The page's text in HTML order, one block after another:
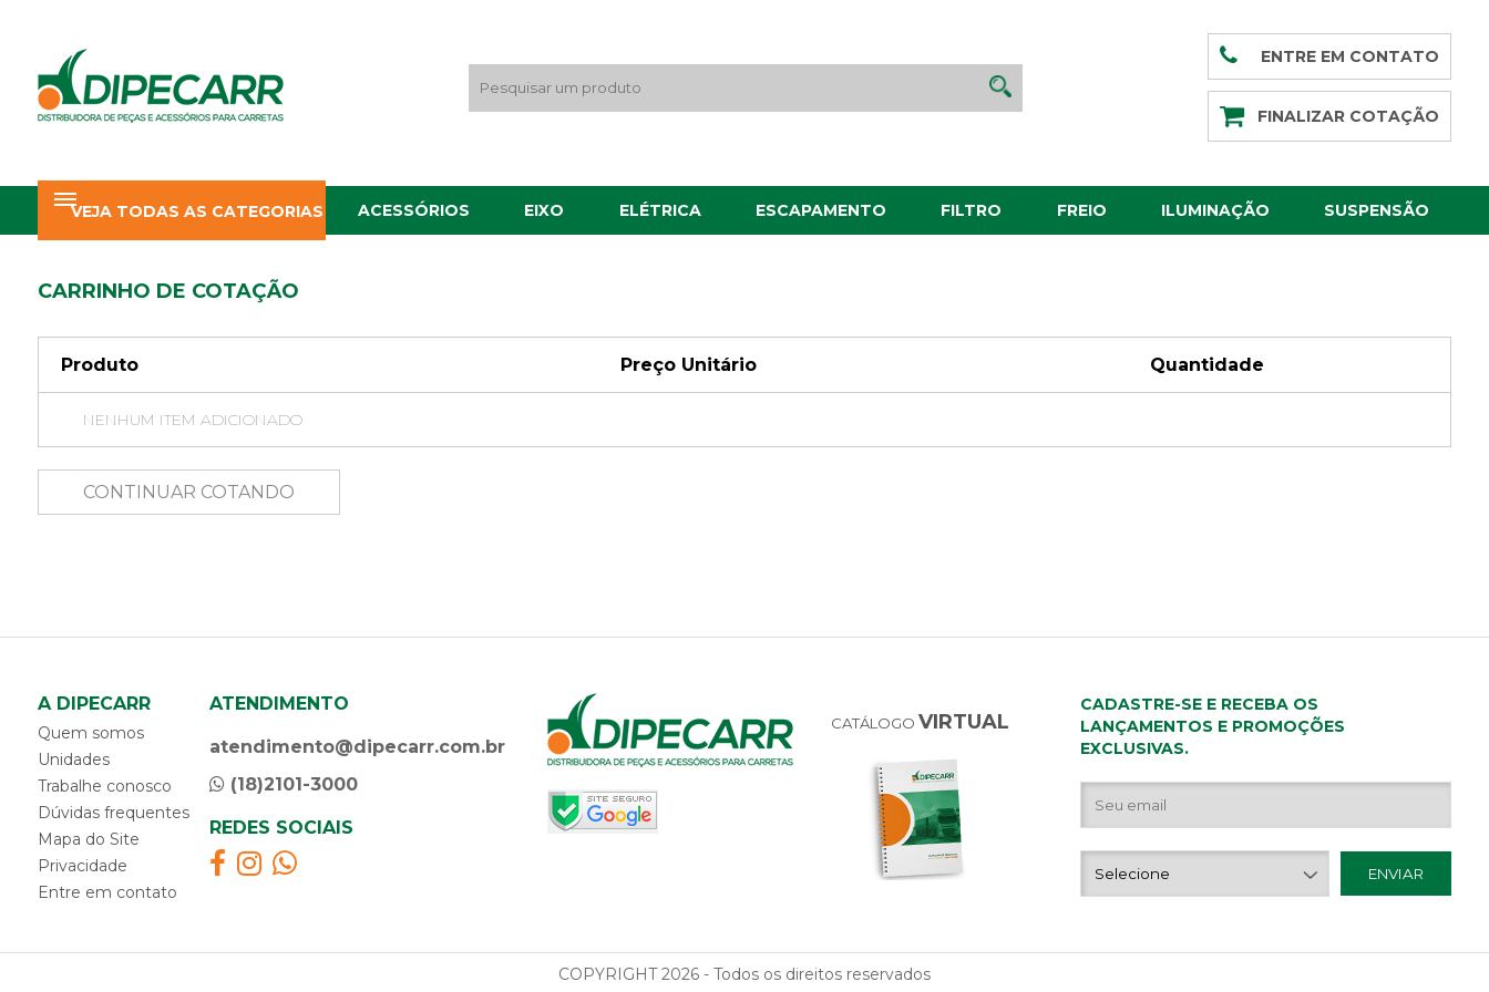
ENTRE EM CONTATO
FINALIZAR COTAÇÃO
VEJA TODAS AS CATEGORIAS ACESSÓRIOS EIXO ELÉTRICA ESCAPAMENTO FILTRO FREIO ILUMINAÇÃO SUSPENSÃO
CARRINHO DE COTAÇÃO
Produto Preço Unitário Quantidade
NENHUM ITEM ADICIONADO
CONTINUAR COTANDO
A DIPECARR
Quem somos
Unidades
Trabalhe conosco
Dúvidas frequentes
Mapa do Site
Privacidade
Entre em contato
ATENDIMENTO
atendimento@dipecarr.com.br
(18)2101-3000
REDES SOCIAIS
CATÁLOGO VIRTUAL
CADASTRE-SE E RECEBA OS
LANÇAMENTOS E PROMOÇÕES
EXCLUSIVAS.
COPYRIGHT 2026 - Todos os direitos reservados